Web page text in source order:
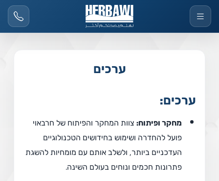
ערכים
ערכים:
מחקר ופיתוח:צוות המחקר והפיתוח של חרבאוי
פועל להחדרה ושימוש בחידושים הטכנולוגיים
העדכניים ביותר, ולשלב אותם עם מומחיות להשגת
פתרונות חכמים ונוחים בעולם השינה.